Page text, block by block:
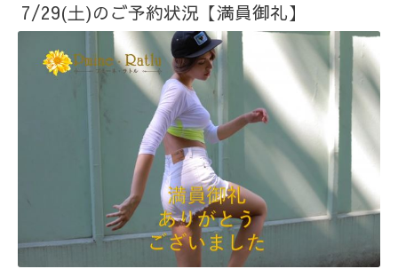
7/29(土)のご予約状況【満員御礼】